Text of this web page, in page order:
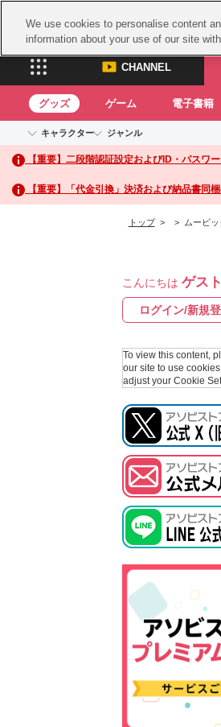
CHANNEL
CHANNEL
ASOBI CHANNEL TOP
グッズ ゲーム 電子書籍
キャラクター
アイドルマスターシリー
アイドルマスター
アイドルマスター シンデレラ
アイドルマスター ミリオンラ
プロジェクトアイマス ヴイア
テイルズ オブ シリーズ
ジャンル
イベントグ
トイ・ホビ
【重要】二段階認証設定およびID・パスワ
【重要】「代金引換」決済および納品書同
トップ> > ムービッ
こんにちは ゲス
ログイン/新規
To view this content,
our site to use cookies.
adjust your Cookie
We use cookies to personalise content
information about your use of our site